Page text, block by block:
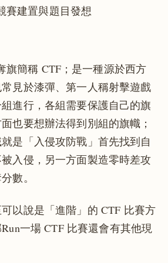
賽建置與題目發想
旗簡稱 CTF；是一種源於西方
見於漆彈、第一人稱射擊遊戲
進行，各組需要保護自己的旗
也要想辦法得到別組的旗幟；
是「入侵攻防戰」首先找到自
入侵，另一方面製造零時差攻
數。
以說是「進階」的 CTF 比賽方
一場 CTF 比賽還會有其他現